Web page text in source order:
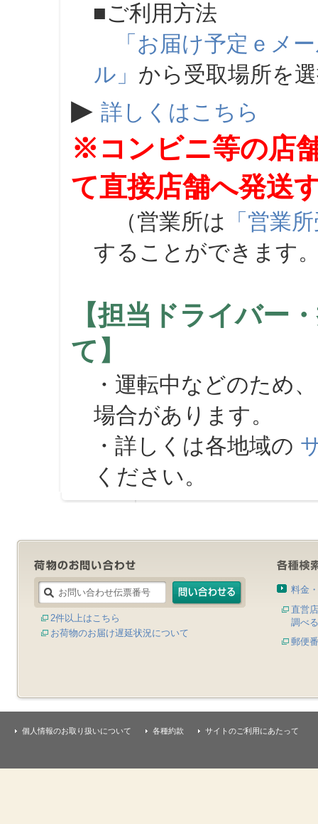
■ご利用方法
「お届け予定ｅメ
ル」 から受取場所を
▶ 詳しくはこちら
※コンビニ等の店
て直接店舗へ発送
（営業所は 「営業
することができます
【担当ドライバー
て】
・運転中などのため
場合があります。
・詳しくは各地域の
ください。
2件以上はこちら
お荷物のお届け遅延状況について
料金
直営
調べる
郵便
個人情報のお取り扱いについて 各種約款 サイトのご利用にあたって